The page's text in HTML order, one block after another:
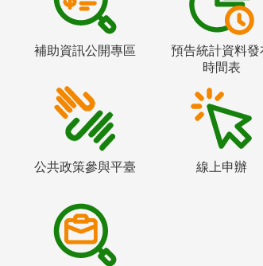
補助資訊公開專區
預告統計資料發
時間表
公共政策參與平臺 線上申辦